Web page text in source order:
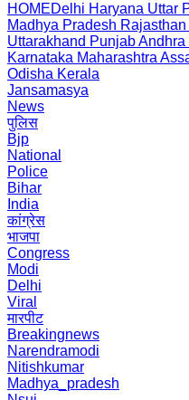
HOMEDelhi Haryana Uttar
Madhya Pradesh Rajasthan
Uttarakhand PunjabAndhra
Karnataka Maharashtra
Odisha Kerala
Jansamasya
News
पुलिस
Bjp
National
Police
Bihar
India
कांग्रेस
भाजपा
Congress
Modi
Delhi
Viral
मारपीट
Breakingnews
Narendramodi
Nitishkumar
Madhya_pradesh